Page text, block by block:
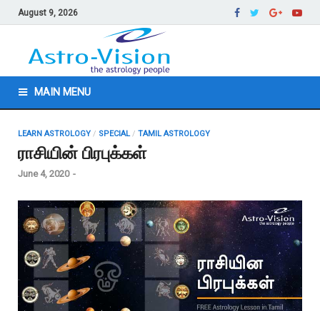
August 9, 2026
MAIN MENU
LEARN ASTROLOGY / SPECIAL/ TAMIL ASTROLOGY
ராசியின் பிரபுக்கள்
June 4, 2020 -